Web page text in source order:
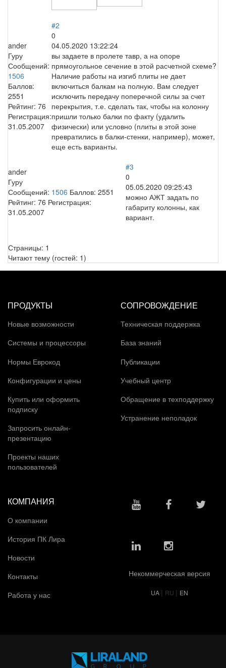
ander
Гуру
Сообщений:
1506
Баллов:
2551
Рейтинг: 76
Регистрация:
31.05.2007
#2
0
04.05.2020 13:22:24
вы задаете в пролете тавр, а на опоре
прямоугольное сечение в этой расчетной схеме?
Наличие работы на изгиб плиты не дает
включиться балкам на полную. Вам следует
исключить передачу поперечной силы за счет
перекрытия, т.е. сделать так, чтобы на колонну
пришли только балки по факту (удалить
физически) или условно (плиты в этой зоне
превратились в балки-стенки, например), может,
еще есть варианты.
ander
Гуру
Сообщений: 1506 Баллов: 2551
Рейтинг: 76 Регистрация:
31.05.2007
#3
0
05.05.2020 09:25:43
можно АЖТ задать по
габариту колонны, как
вариант.
Страницы: 1
Читают тему (гостей: 1)
ПРОДУКТЫ
Новые возможности
Системы и процессоры
Нормы Еврокод
Конфигурации и цены
Купить или оформить
подписку
Запросить онлайн-
презентацию
Проекты наших
пользователей
СОПРОВОЖДЕНИЕ
Техническая поддержка
База знаний
Публикации
Учебный центр
Обращение в техподдержку
Устранение неполадок
КОМПАНИЯ
О компании
История ПК Лира
Новости
Контакты
Работа у нас
Некоммерческая версия
UA | RU | EN